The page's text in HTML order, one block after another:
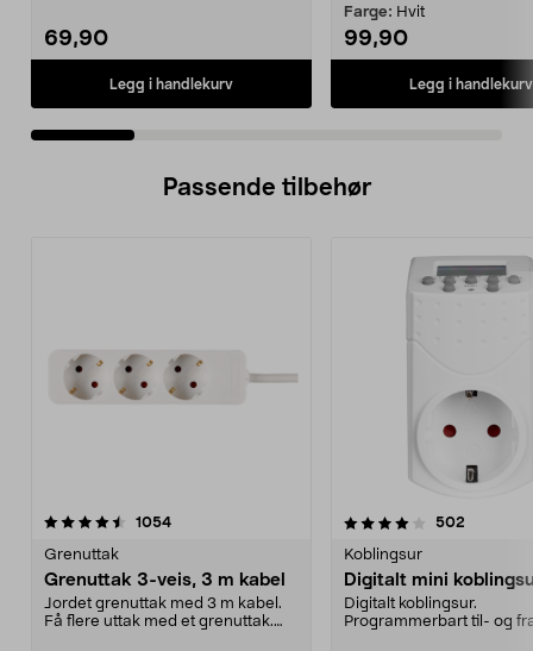
69,90
Legg i handlekurv
Farge: Hvit
99,90
Legg i handlekurv
Passende tilbehør
1054anmeldelser
Grenuttak
Grenuttak 3-veis, 3 m kabel
Jordet grenuttak med 3 m kabel.
Få flere uttak med et grenuttak.
4.0av 5 stjerner 502
Koblingsur
Digitalt mini
Digitalt koblingsur.
Programmerbart til- og
4.5av 5 stjerner